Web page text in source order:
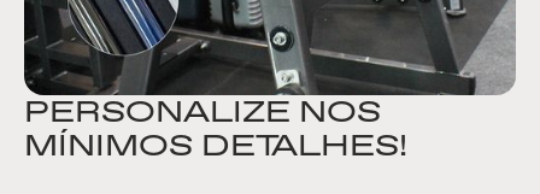
PERSONALIZE NOS
MÍNIMOS DETALHES!